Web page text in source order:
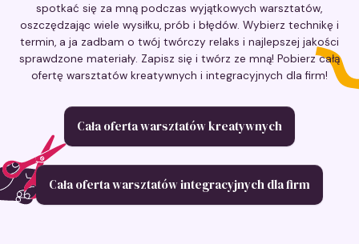
spotkać się za mną podczas wyjątkowych warsztatów,
oszczędzając wiele wysiłku, prób i błędów. Wybierz technikę i
termin, a ja zadbam o twój twórczy relaks i najlepszej jakości
sprawdzone materiały. Zapisz się i twórz ze mną! Pobierz całą
ofertę warsztatów kreatywnych i integracyjnych dla firm!
Cała oferta warsztatów kreatywnych
Cała oferta warsztatów integracyjnych dla firm